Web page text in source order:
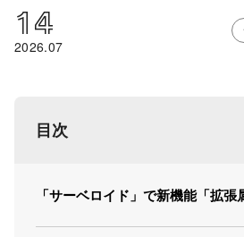
14
2026.07
目次
「サーベロイド」で新機能「拡